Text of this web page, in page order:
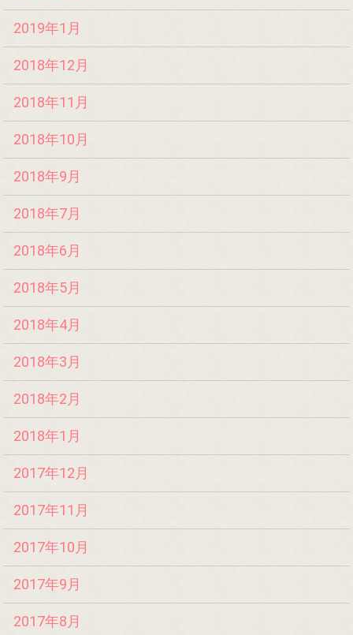
2019年1月
2018年12月
2018年11月
2018年10月
2018年9月
2018年7月
2018年6月
2018年5月
2018年4月
2018年3月
2018年2月
2018年1月
2017年12月
2017年11月
2017年10月
2017年9月
2017年8月